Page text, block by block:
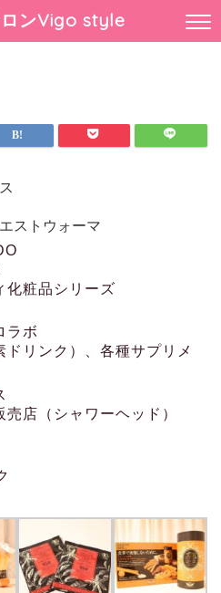
ンVigo style
ストウォーマ
化粧品シリーズ
ラボ
ドリンク）、各種サプリメ
売店（シャワーヘッド）